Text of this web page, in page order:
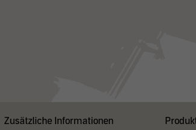
Zusätzliche Informationen